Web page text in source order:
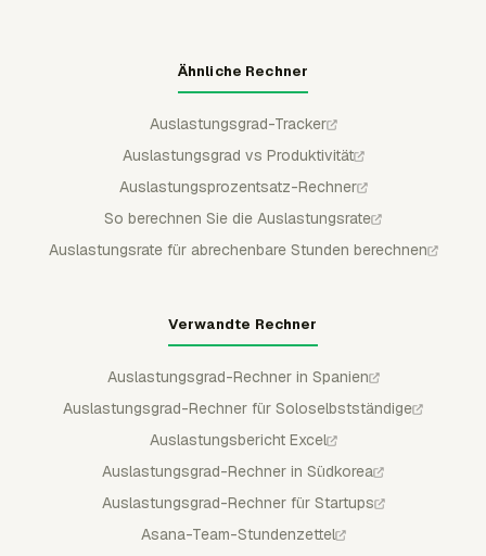
Ähnliche Rechner
Auslastungsgrad-Tracker
Auslastungsgrad vs Produktivität
Auslastungsprozentsatz-Rechner
So berechnen Sie die Auslastungsrate
Auslastungsrate für abrechenbare Stunden berechnen
Verwandte Rechner
Auslastungsgrad-Rechner in Spanien
Auslastungsgrad-Rechner für Soloselbstständige
Auslastungsbericht Excel
Auslastungsgrad-Rechner in Südkorea
Auslastungsgrad-Rechner für Startups
Asana-Team-Stundenzettel